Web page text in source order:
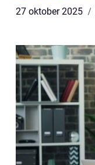
27 oktober 2025